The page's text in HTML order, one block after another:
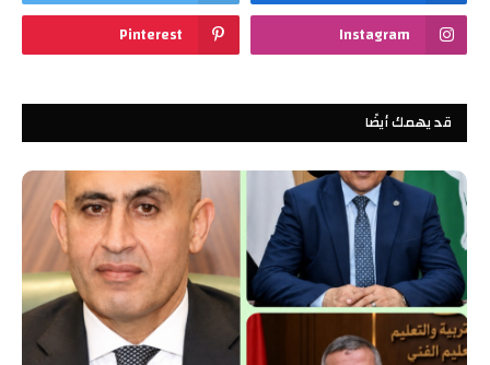
Instagram
Pinterest
قد يهمك أيضًا